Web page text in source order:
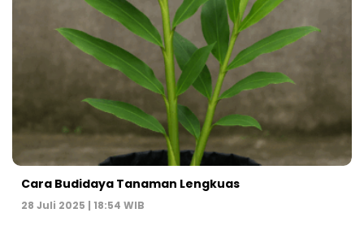
Cara Budidaya Tanaman Lengkuas
28 Juli 2025 | 18:54 WIB